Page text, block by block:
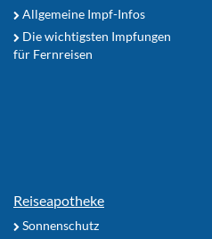
Allgemeine Impf-Infos
Die wichtigsten Impfungen
für Fernreisen
Reiseapotheke
Sonnenschutz